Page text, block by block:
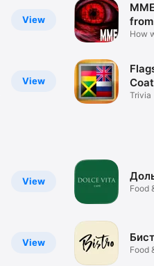
View
View
How
Trivia
View
View
Food
Food